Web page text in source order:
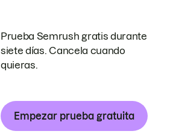
Prueba Semrush gratis durante
siete días. Cancela cuando
quieras.
Empezar prueba gratuita